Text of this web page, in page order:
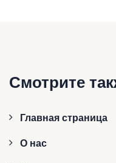
Смотрите
Главная страница
О нас